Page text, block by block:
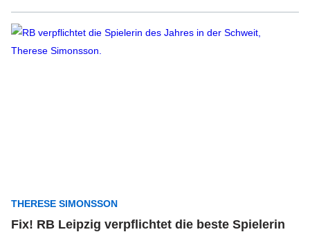
THERESE SIMONSSON
Fix! RB Leipzig verpflichtet die beste Spielerin